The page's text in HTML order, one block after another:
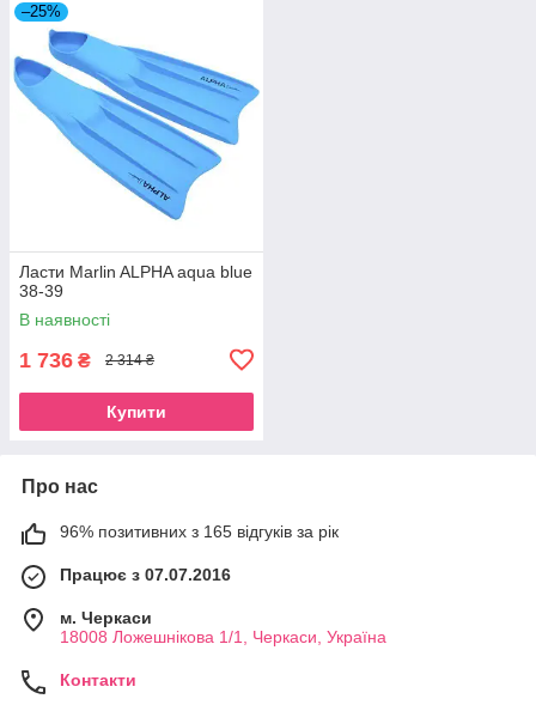
–25%
Ласти Marlin ALPHA aqua blue
38-39
В наявності
1 736 ₴ 2 314 ₴
Купити
Про нас
96% позитивних з 165 відгуків за рік
Працює з 07.07.2016
м. Черкаси
18008 Ложешнікова 1/1, Черкаси, Україна
Контакти